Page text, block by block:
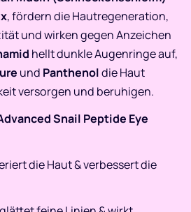
, fördern die Hautregeneration,
und wirken gegen Anzeichen
hellt dunkle Augenringe auf,
und Panthenoldie Haut
versorgen und beruhigen.
Snail Peptide Eye
die Haut & verbessert die